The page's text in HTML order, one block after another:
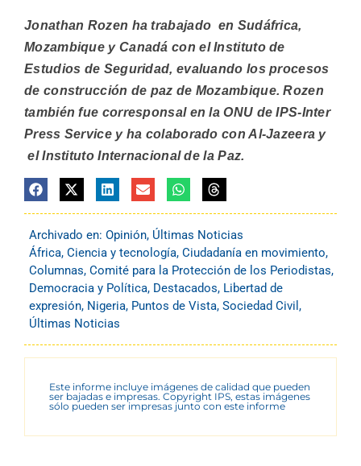
Jonathan Rozen ha trabajado en Sudáfrica,
Mozambique y Canadá con el Instituto de
Estudios de Seguridad, evaluando los procesos
de construcción de paz de Mozambique. Rozen
también fue corresponsal en la ONU de IPS-Inter
Press Service y ha colaborado con Al-Jazeera y
el Instituto Internacional de la Paz.
Archivado en: Opinión, Últimas Noticias
África, Ciencia y tecnología, Ciudadanía en movimiento,
Columnas, Comité para la Protección de los Periodistas,
Democracia y Política, Destacados, Libertad de
expresión, Nigeria, Puntos de Vista, Sociedad Civil ,
Últimas Noticias
Este informe incluye imágenes de calidad que pueden
ser bajadas e impresas. Copyright IPS, estas imágenes
sólo pueden ser impresas junto con este informe